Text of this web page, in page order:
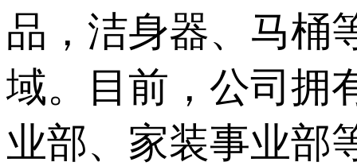
品，洁身器
域。目前，公
业部、家装事业部等